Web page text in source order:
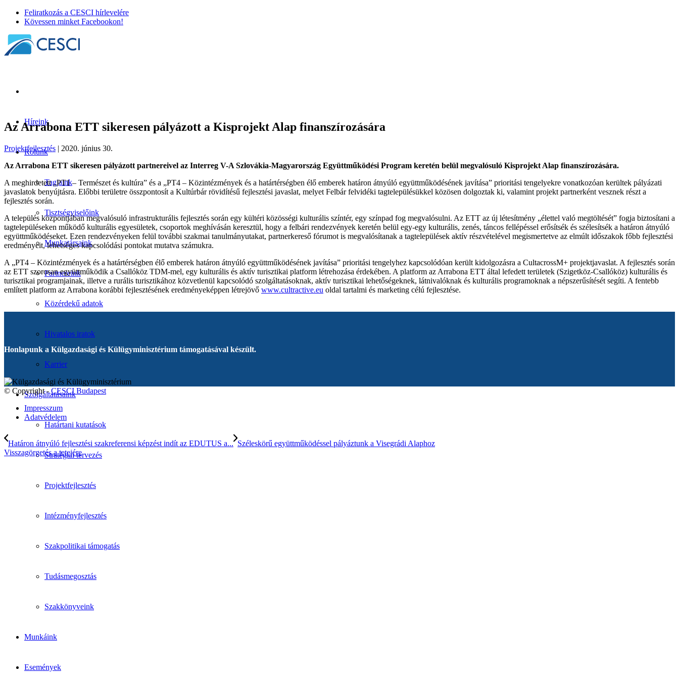
Feliratkozás a CESCI hírlevelére
Kövessen minket Facebookon!
Híreink
Rólunk
Tagjaink
Tisztségviselőink
Munkatársaink
Partnereink
Közérdekű adatok
Hivatalos iratok
Karrier
Szolgáltatásaink
Határtani kutatások
Stratégiai tervezés
Projektfejlesztés
Intézményfejlesztés
Szakpolitikai támogatás
Tudásmegosztás
Szakkönyveink
Munkáink
Események
Az Arrabona ETT sikeresen pályázott a Kisprojekt Alap finanszírozására
Projektfejlesztés | 2020. június 30.
Az Arrabona ETT sikeresen pályázott partnereivel az Interreg V-A Szlovákia-Magyarország Együttműködési Program keretén belül megvalósuló Kisprojekt Alap finanszírozására.
A meghirdetett „PT1 – Természet és kultúra” és a „PT4 – Közintézmények és a határtérségben élő emberek határon átnyúló együttműködésének javítása” prioritási tengelyekre vonatkozóan kerültek pályázati
javaslatok benyújtásra. Előbbi területre összpontosít a Kultúrbár rövidítésű fejlesztési javaslat, melyet Felbár felvidéki tagtelepülésükkel közösen dolgoztak ki, valamint projekt partnerként vesznek részt a
fejlesztés során.
A település központjában megvalósuló infrastrukturális fejlesztés során egy kültéri közösségi kulturális színtér, egy színpad fog megvalósulni. Az ETT az új létesítmény „élettel való megtöltését” fogja biztosítani a
tagtelepüléseken működő kulturális egyesületek, csoportok meghívásán keresztül, hogy a felbári rendezvények keretén belül egy-egy kulturális, zenés, táncos fellépéssel erősítsék és szélesítsék a határon átnyúló
együttműködéseket. Ezen rendezvényeken felül további szakmai tanulmányutakat, partnerkereső fórumot is megvalósítanak a tagtelepülések aktív részvételével megismertetve az elmúlt időszakok főbb fejlesztési
eredményeit, lehetséges kapcsolódási pontokat mutatva számukra.
A „PT4 – Közintézmények és a határtérségben élő emberek határon átnyúló együttműködésének javítása” prioritási tengelyhez kapcsolódóan került kidolgozásra a CultacrossM+ projektjavaslat. A fejlesztés során
az ETT szorosan együttműködik a Csallóköz TDM-mel, egy kulturális és aktív turisztikai platform létrehozása érdekében. A platform az Arrabona ETT által lefedett területek (Szigetköz-Csallóköz) kulturális és
turisztikai programjainak, illetve a rurális turisztikához közvetlenül kapcsolódó szolgáltatásoknak, aktív turisztikai lehetőségeknek, látnivalóknak és kulturális programoknak a népszerűsítését segíti. A fentebb
említett platform az Arrabona korábbi fejlesztésének eredményeképpen létrejövő www.cultractive.eu oldal tartalmi és marketing célú fejlesztése.
Honlapunk a Külgazdasági és Külügyminisztérium támogatásával készült.
© Copyright -CESCI Budapest
Impresszum
Adatvédelem
Határon átnyúló fejlesztési szakreferensi képzést indít az EDUTUS a... Széleskörű együttműködéssel pályáztunk a Visegrádi Alaphoz
Visszagörgetés a tetejére